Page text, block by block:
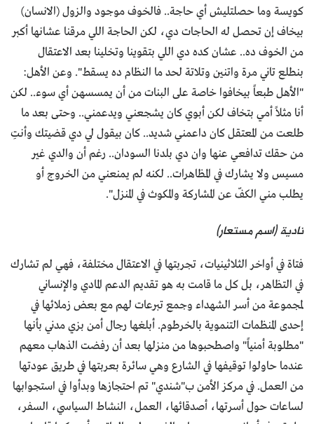
كويسة وما حصلتليش أي حاجة.. فالخوف موجود والزول (الانسان)
بيخاف إن تحصل له الحاجات دي، لكن الحاجة اللي مرقنا عشانها أكبر
من الخوف ده.. عشان كده دي اللي بتقوينا وتخلينا بعد الاعتقال
بنطلع تاني مرة واتنين وتلاتة لحد ما النظام ده يسقط". وعن الأهل:
"الأهل طبعاً بيخافوا خاصة على البنات من أن يمسسهن أي سوء.. لكن
أنا مثلاً أمي بتخاف لكن أبوي كان يشجعني ويدعمني.. وحتى بعد ما
طلعت من المعتقل كان داعمني شديد.. كان بيقول لي دي قضيتك وأنتِ
من حقك تدافعي عنها وان دي بلدنا السودان.. رغم أن والدي غير
مسيس ولا يشارك في المظاهرات.. لكنه لم يمنعني من الخروج أو
يطلب مني الكفّ عن المشاركة والمكوث في المنزل".
نادية (اسم مستعار)
فتاة في أواخر الثلاثينيات، تجربتها في الاعتقال مختلفة، فهي لم تشارك
في التظاهر، بل كل ما قامت به هو تقديم الدعم المادي والإنساني
لمجموعة من أسر الشهداء وجمع تبرعات لهم مع بعض زملائها في
إحدى المنظمات التنموية بالخرطوم. أبلغها رجال أمن بزي مدني بأنها
"مطلوبة أمنياً" واصطحبوها من منزلها بعد أن رفضت الذهاب معهم
عندما حاولوا توقيفها في الشارع وهي سائرة بعربتها في طريق عودتها
من العمل. في مركز الأمن ب"شندي" تم احتجازها وبدأوا في استجوابها
لساعات حول أسرتها، أصدقائها، العمل، النشاط السياسي، السفر،